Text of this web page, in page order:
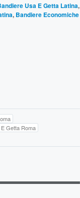
Usa E Getta Latina,
, Bandiere Economiche
Getta Roma